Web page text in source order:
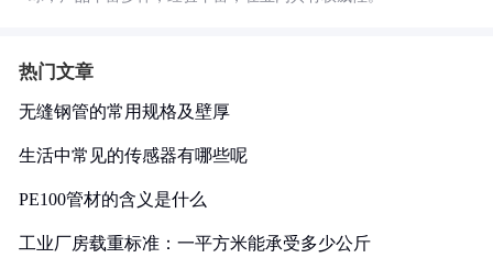
热门文章
无缝钢管的常用规格及壁厚
生活中常见的传感器有哪些呢
PE100管材的含义是什么
工业厂房载重标准：一平方米能承受多少公斤